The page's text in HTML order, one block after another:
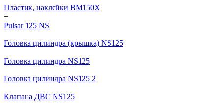
Пластик, наклейки BM150X
+
Pulsar 125 NS
Головка цилиндра (крышка) NS125
Головка цилиндра NS125
Головка цилиндра NS125 2
Клапана ДВС NS125